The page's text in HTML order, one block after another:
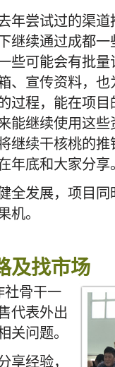
年尝试过的渠
继续通过成都
些可能会有批
、宣传资料，
过程，能在项
能继续使用这
继续干核桃的
年底和大家分享
全发展，项目
机。
找市场
社骨干一
代表外出
关问题。
享经验，